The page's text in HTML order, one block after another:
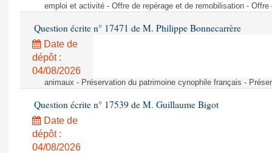
emploi et activité - Offre de repérage et de remobilisation -
Question écrite n° 17471 de M. Philippe Bonnecarrère
Date de
dépôt :
04/08/2026
animaux - Préservation du patrimoine cynophile français -
Question écrite n° 17539 de M. Guillaume Bigot
Date de
dépôt :
04/08/2026